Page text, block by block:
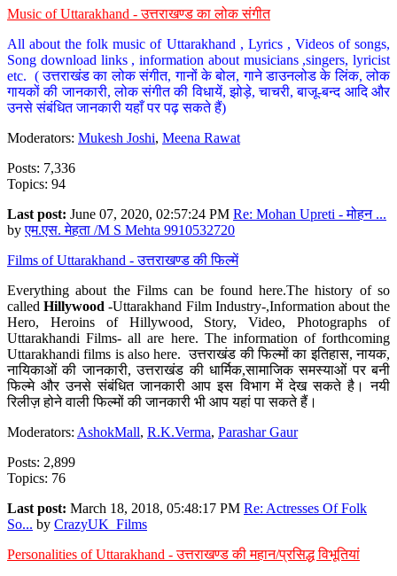
Music of Uttarakhand - उत्तराखण्ड का लोक संगीत
All about the folk music of Uttarakhand , Lyrics , Videos of songs,
Song download links , information about musicians ,singers, lyricist
etc. ( उत्तराखंड का लोक संगीत, गानों के बोल, गाने डाउनलोड के लिंक, लोक
गायकों की जानकारी, लोक संगीत की विधायें, झोड़े, चाचरी, बाजू-बन्द आदि और
उनसे संबंधित जानकारी यहाँ पर पढ़ सकते हैं)
Moderators: Mukesh Joshi, Meena Rawat
Posts: 7,336
Topics: 94
Last post: June 07, 2020, 02:57:24 PM Re: Mohan Upreti - मोहन ...
byएम.एस. मेहता /M S Mehta 9910532720
Films of Uttarakhand - उत्तराखण्ड की फिल्में
Everything about the Films can be found here.The history of so
calledHillywood-Uttarakhand Film Industry-,Information about the
Hero, Heroins of Hillywood, Story, Video, Photographs of
Uttarakhandi Films- all are here. The information of forthcoming
Uttarakhandi films is also here. उत्तराखंड की फिल्मों का इतिहास, नायक,
नायिकाओं की जानकारी, उत्तराखंड की धार्मिक,सामाजिक समस्याओं पर बनी
फिल्मे और उनसे संबंधित जानकारी आप इस विभाग में देख सकते है। नयी
रिलीज़ होने वाली फिल्मों की जानकारी भी आप यहां पा सकते हैं।
Moderators: AshokMall, R.K.Verma, Parashar Gaur
Posts: 2,899
Topics: 76
Last post: March 18, 2018, 05:48:17 PM Re: Actresses Of Folk
So... by CrazyUK_Films
Personalities of Uttarakhand - उत्तराखण्ड की महान/प्रसिद्ध विभूतियां